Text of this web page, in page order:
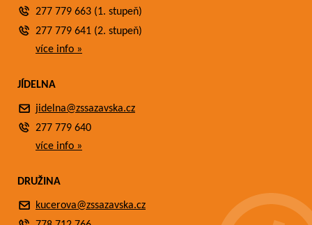
277 779 663 (1. stupeň)
277 779 641 (2. stupeň)
více info »
JÍDELNA
jidelna@zssazavska.cz
277 779 640
více info »
DRUŽINA
kucerova@zssazavska.cz